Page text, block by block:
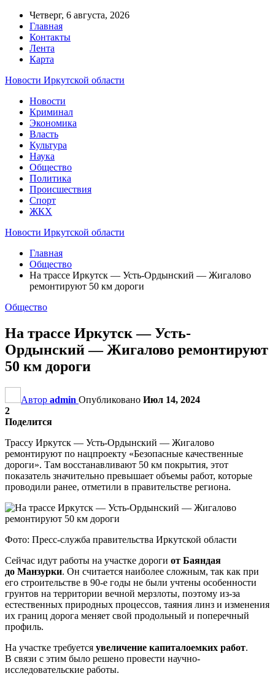
Четверг, 6 августа, 2026
Главная
Контакты
Лента
Карта
Новости Иркутской области
Новости
Криминал
Экономика
Власть
Культура
Наука
Общество
Политика
Происшествия
Спорт
ЖКХ
Новости Иркутской области
Главная
Общество
На трассе Иркутск — Усть-Ордынский — Жигалово
ремонтируют 50 км дороги
Общество
На трассе Иркутск — Усть-
Ордынский — Жигалово ремонтируют
50 км дороги
Автор admin Опубликовано Июл 14, 2024
2
Поделится
Трассу Иркутск — Усть-Ордынский — Жигалово
ремонтируют по нацпроекту «Безопасные качественные
дороги». Там восстанавливают 50 км покрытия, этот
показатель значительно превышает объемы работ, которые
проводили ранее, отметили в правительстве региона.
Фото: Пресс-служба правительства Иркутской области
Сейчас идут работы на участке дороги от Баяндая
до Манзурки. Он считается наиболее сложным, так как при
его строительстве в 90-е годы не были учтены особенности
грунтов на территории вечной мерзлоты, поэтому из-за
естественных природных процессов, таяния линз и изменения
их границ дорога меняет свой продольный и поперечный
профиль.
На участке требуется увеличение капиталоемких работ.
В связи с этим было решено провести научно-
исследовательские работы.